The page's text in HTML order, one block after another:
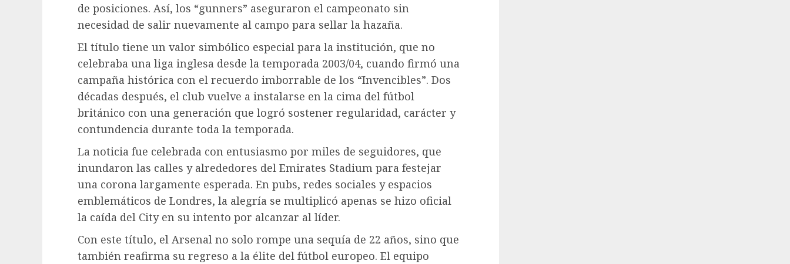
de posiciones. Así, los “gunners” aseguraron el campeonato sin
necesidad de salir nuevamente al campo para sellar la hazaña.
El título tiene un valor simbólico especial para la institución, que no
celebraba una liga inglesa desde la temporada 2003/04, cuando firmó una
campaña histórica con el recuerdo imborrable de los “Invencibles”. Dos
décadas después, el club vuelve a instalarse en la cima del fútbol
británico con una generación que logró sostener regularidad, carácter y
contundencia durante toda la temporada.
La noticia fue celebrada con entusiasmo por miles de seguidores, que
inundaron las calles y alrededores del Emirates Stadium para festejar
una corona largamente esperada. En pubs, redes sociales y espacios
emblemáticos de Londres, la alegría se multiplicó apenas se hizo oficial
la caída del City en su intento por alcanzar al líder.
Con este título, el Arsenal no solo rompe una sequía de 22 años, sino que
también reafirma su regreso a la élite del fútbol europeo. El equipo